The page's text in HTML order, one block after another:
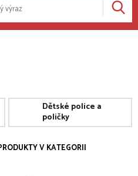
Dětské police a
poličky
V KATEGORII